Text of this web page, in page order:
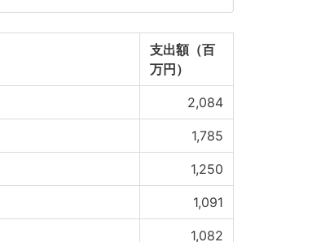
支出額（百
万円）
2,084
1,785
1,250
1,091
1,082